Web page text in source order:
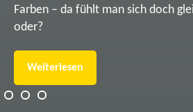
Farben – da fühlt man sich doch
oder?
Weiterlesen